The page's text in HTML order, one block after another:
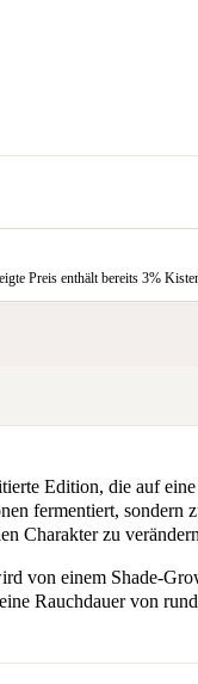
Preis enthält bereits 3%
Edition, die auf
fermentiert,
Charakter zu
von einem Shade-
Rauchdauer von